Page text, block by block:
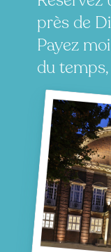
près de
Payez
du